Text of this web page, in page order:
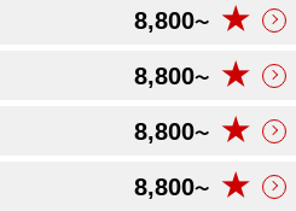
8,800〜 ★
8,800〜 ★
8,800〜 ★
8,800〜 ★